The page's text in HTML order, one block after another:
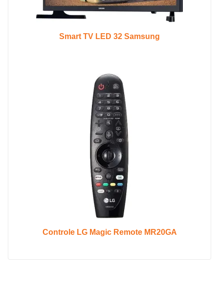
Smart TV LED 32 Samsung
Controle LG Magic Remote MR20GA